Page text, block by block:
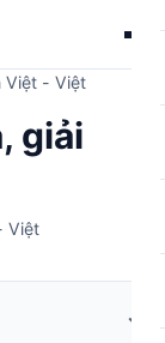
Việt - Việt
giải
Việt